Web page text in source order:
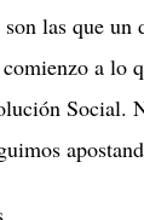
las que un
a lo
Social.